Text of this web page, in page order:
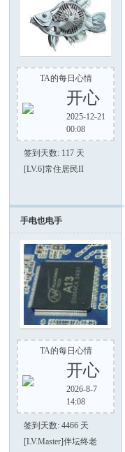
电
家
TA的每日心情
开心
2025-12-21
00:08
签到天数: 117 天
[LV.6]常住居民II
手电也电手
TA的每日心情
开心
2026-8-7
14:08
签到天数: 4466 天
[LV.Master]伴坛终老